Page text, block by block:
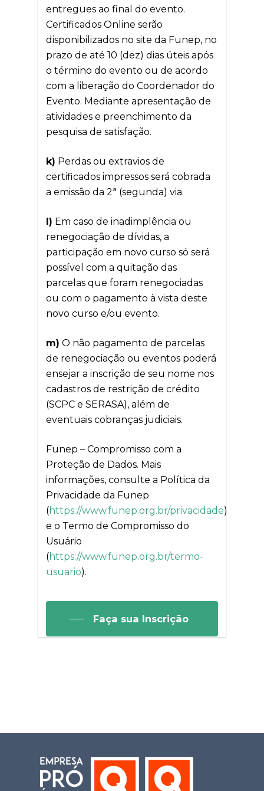
entregues ao final do evento.
Certificados Online serão
disponibilizados no site da Funep, no
prazo de até 10 (dez) dias úteis após
o término do evento ou de acordo
com a liberação do Coordenador do
Evento. Mediante apresentação de
atividades e preenchimento da
pesquisa de satisfação.
k) Perdas ou extravios de
certificados impressos será cobrada
a emissão da 2ª (segunda) via.
l) Em caso de inadimplência ou
renegociação de dívidas, a
participação em novo curso só será
possível com a quitação das
parcelas que foram renegociadas
ou com o pagamento à vista deste
novo curso e/ou evento.
m) O não pagamento de parcelas
de renegociação ou eventos poderá
ensejar a inscrição de seu nome nos
cadastros de restrição de crédito
(SCPC e SERASA), além de
eventuais cobranças judiciais.
Funep – Compromisso com a
Proteção de Dados. Mais
informações, consulte a Política da
Privacidade da Funep
(https://www.funep.org.br/privacidade)
e o Termo de Compromisso do
Usuário
(https://www.funep.org.br/termo-
usuario).
Faça sua Inscrição